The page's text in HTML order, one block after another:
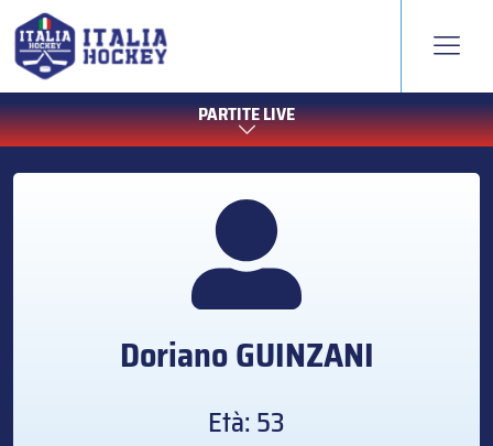
PARTITE LIVE
DorianoGUINZANI
Età: 53